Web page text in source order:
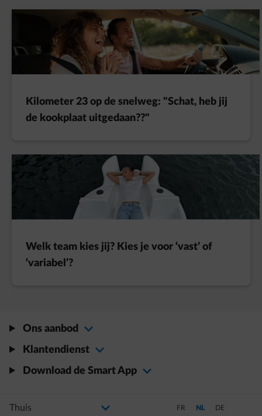
Kilometer 23 op de snelweg: "Schat, heb jij
de kookplaat uitgedaan??"
Welk team kies jij? Kies je voor ‘vast’ of
‘variabel’?
Ons aanbod
Klantendienst
Download de Smart App
Selecteer uw profiel
Als u de selectie wijzigt, gaat u naar een nieuwe pagina Schakel over naar Frans
FR Schakel over naar
NL Schakel over
DE